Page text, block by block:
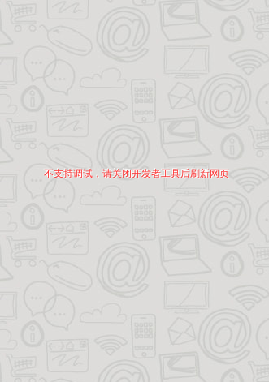
不支持调试，请关闭开发者工具后刷新网页